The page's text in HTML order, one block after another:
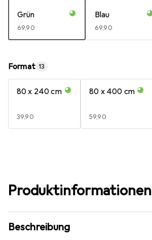
Grün
EUR
69,90
Blau
EUR
69,90
Format 13
80 x 240 cm
EUR
39,90
80 x 400 cm
EUR
59,90
Produktinformationen
Beschreibung